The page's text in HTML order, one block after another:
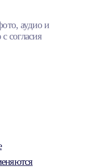
аудио и
согласия